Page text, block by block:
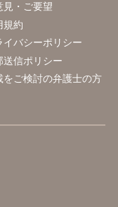
見・ご要望
規約
イバシーポリシー
送信ポリシー
をご検討の弁護士の方